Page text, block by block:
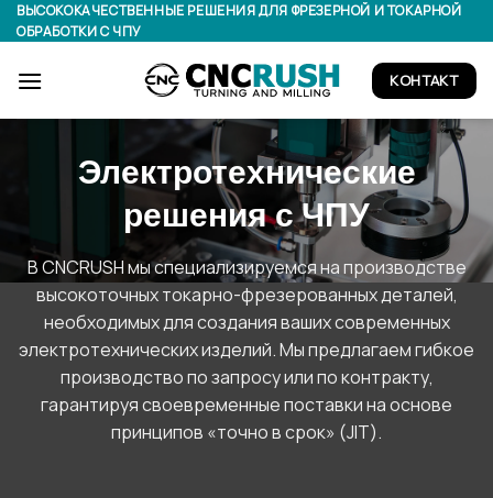
Перейти
к
ВЫСОКОКАЧЕСТВЕННЫЕ РЕШЕНИЯ ДЛЯ ФРЕЗЕРНОЙ И ТОКАРНОЙ
ОБРАБОТКИ С ЧПУ
КОНТАКТ
Электротехнические
решения с ЧПУ
В CNCRUSH мы специализируемся на производстве
высокоточных токарно-фрезерованных деталей,
необходимых для создания ваших современных
электротехнических изделий. Мы предлагаем гибкое
производство по запросу или по контракту,
гарантируя своевременные поставки на основе
принципов «точно в срок» (JIT).